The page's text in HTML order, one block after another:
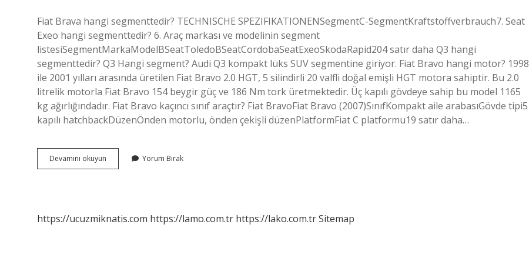
Fiat Brava hangi segmenttedir? TECHNISCHE SPEZIFIKATIONENSegmentC-SegmentKraftstoffverbrauch7. Seat
Exeo hangi segmenttedir? 6. Araç markası ve modelinin segment
listesiSegmentMarkaModelBSeatToledoBSeatCordobaSeatExeoSkodaRapid204 satır daha Q3 hangi
segmenttedir? Q3 Hangi segment? Audi Q3 kompakt lüks SUV segmentine giriyor. Fiat Bravo hangi motor? 1998
ile 2001 yılları arasında üretilen Fiat Bravo 2.0 HGT, 5 silindirli 20 valfli doğal emişli HGT motora sahiptir. Bu 2.0
litrelik motorla Fiat Bravo 154 beygir güç ve 186 Nm tork üretmektedir. Üç kapılı gövdeye sahip bu model 1165
kg ağırlığındadır. Fiat Bravo kaçıncı sınıf araçtır? Fiat BravoFiat Bravo (2007)SınıfKompakt aile arabasıGövde tipi5
kapılı hatchbackDüzenÖnden motorlu, önden çekişli düzenPlatformFiat C platformu19 satır daha…
Devamını okuyun
Hangi
Yorum Bırak
https://ucuzmiknatis.com https://lamo.com.tr https://lako.com.trSitemap